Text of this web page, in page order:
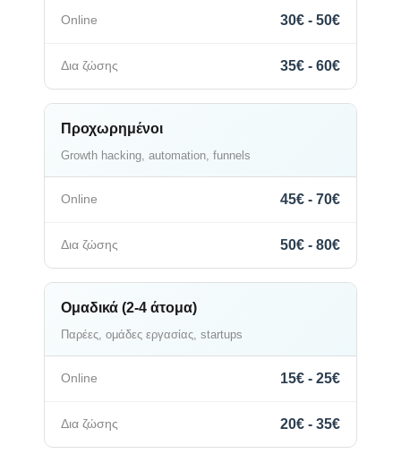
30€ - 50€
35€ - 60€
Προχωρημένοι
Growth hacking, automation, funnels
45€ - 70€
50€ - 80€
Ομαδικά (2-4 άτομα)
Παρέες, ομάδες εργασίας, startups
15€ - 25€
20€ - 35€